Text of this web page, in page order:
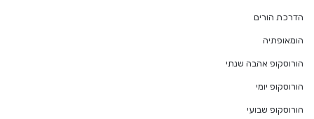
הדרכת הורים
הומאופתיה
הורוסקופ אהבה שנתי
הורוסקופ יומי
הורוסקופ שבועי